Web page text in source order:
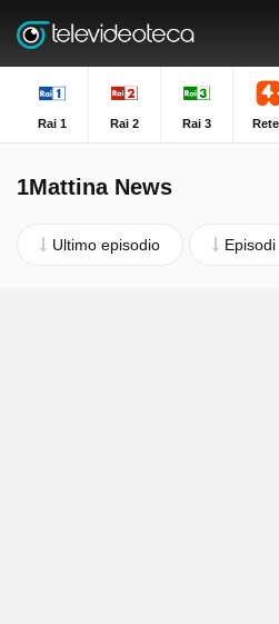
Rai 1 Rai 2 Rai 3
1Mattina News
Ultimo episodio Episodi